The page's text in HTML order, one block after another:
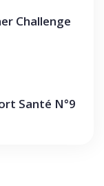
Challenge
Santé N°9